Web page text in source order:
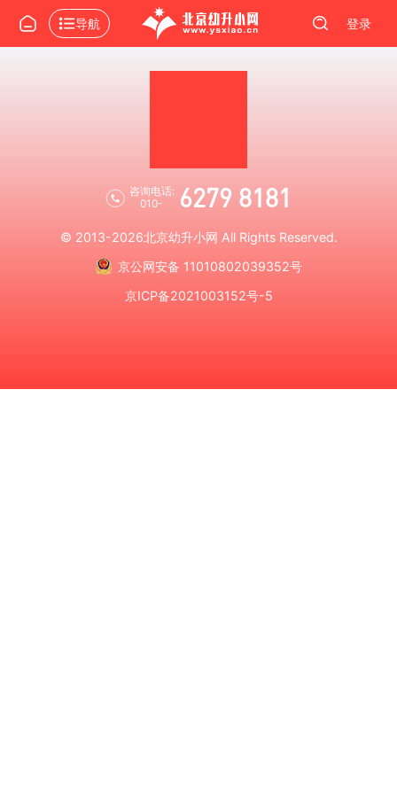
导航 登录
咨询电话:
010-
6279 8181
© 2013-2026北京幼升小网 All Rights Reserved.
京公网安备 11010802039352号
京ICP备2021003152号-5